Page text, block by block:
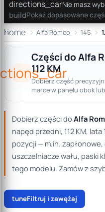
directions_carNie masz
buildPokaż dopasowane
home Alfa Romeo 145
Części do Alfa
112 KM
Dobierz część
marce w panelu obok
Dobierz części do Alfa
napęd przedni, 112 KM,
pozycji — m.in.
uszczelniacze wału, paski
tego modelu. Zamów z
tuneFiltruj i zawężaj